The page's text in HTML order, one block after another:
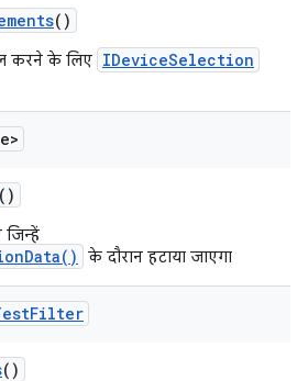
()
करने के लिए IDeviceSelection
()
जिन्हें
के दौरान हटाया जाएगा
Filter
()